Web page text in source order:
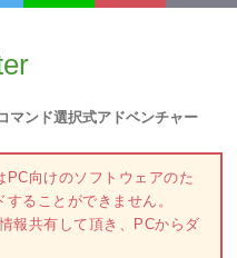
マンド選択式アドベンチャー
PC向けのソフトウェアのた
ることができません。
報共有して頂き、PCからダ